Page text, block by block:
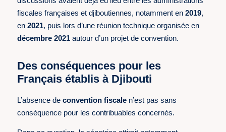
fiscales françaises et djiboutiennes, notamment en2019,
en2021, puis lors d’une réunion technique organisée en
décembre 2021 autour d’un projet de convention.
Des conséquences pour les
Français établis à Djibouti
L’absence deconvention fiscale n’est pas sans
conséquence pour les contribuables concernés.